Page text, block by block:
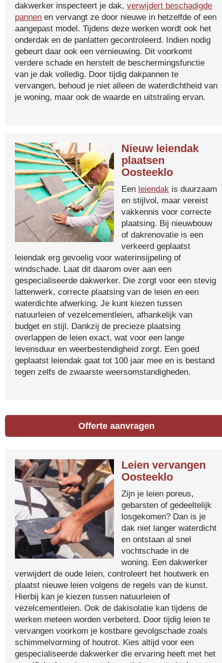
dakwerker inspecteert je dak, verwijdert beschadigde
pannen en vervangt ze door nieuwe in hetzelfde of een
aangepast model. Tijdens deze werken wordt ook het
onderdak en de panlatten gecontroleerd. Indien nodig
gebeurt daar ook een vernieuwing. Dit voorkomt
verdere schade en herstelt de beschermingsfunctie
van je dak volledig. Door tijdig dakpannen te
vervangen, behoud je niet alleen de waterdichtheid van
je woning, maar ook de waarde en uitstraling ervan.
Nieuw leiendak
plaatsen
Oosteeklo
Een leiendak is duurzaam
en stijlvol, maar vereist
vakkennis voor correcte
plaatsing. Bij nieuwbouw
of dakrenovatie is een
verkeerd geplaatst
leiendak erg gevoelig voor waterinsijpeling of
windschade. Laat dit daarom over aan een
gespecialiseerde dakwerker. Die zorgt voor een stevig
lattenwerk, correcte plaatsing van de leien en een
waterdichte afwerking. Je kunt kiezen tussen
natuurleien of vezelcementleien, afhankelijk van
budget en stijl. Dankzij de precieze plaatsing
overlappen de leien exact, wat voor een lange
levensduur en weerbestendigheid zorgt. Een goed
geplaatst leiendak gaat tot 100 jaar mee en is bestand
tegen zelfs de zwaarste weersomstandigheden.
Offerte aanvragen
Leien vervangen
Oosteeklo
Zijn je leien poreus,
gebarsten of gedeeltelijk
losgekomen? Dan is je
dak niet langer waterdicht
en ontstaan al snel
vochtschade in de
woning. Een dakwerker
verwijdert de oude leien, controleert het houtwerk en
plaatst nieuwe leien volgens de regels van de kunst.
Hierbij kan je kiezen tussen natuurleien of
vezelcementleien. Ook de dakisolatie kan tijdens de
werken meteen worden verbeterd. Door tijdig leien te
vervangen voorkom je kostbare gevolgschade zoals
schimmelvorming of houtrot. Kies altijd voor een
gespecialiseerde dakwerker die ervaring heeft met het